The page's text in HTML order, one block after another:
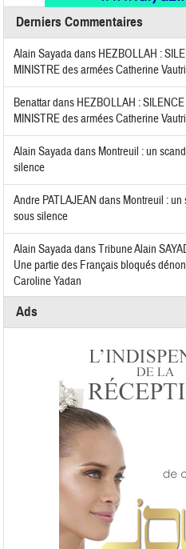
Derniers Commentaires
Alain Sayadadans HEZBOLLAH :
MINISTRE des armées Catherine
Benattardans HEZBOLLAH :
MINISTRE des armées Catherine
Alain Sayadadans Montreuil : un
silence
Andre PATLAJEAN dans Montreuil :
sous silence
Alain SayadadansTribune Alain
Une partie des Français bloqués
Caroline Yadan
Ads